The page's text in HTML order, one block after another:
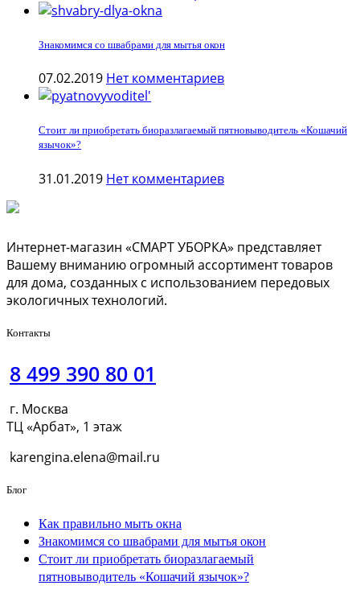
Знакомимся со швабрами для мытья окон
07.02.2019 Нет комментариев
Стоит ли приобретать биоразлагаемый пятновыводитель «Кошачий
язычок»?
31.01.2019 Нет комментариев
Интернет-магазин «СМАРТ УБОРКА» представляет
Вашему вниманию огромный ассортимент товаров
для дома, созданных с использованием передовых
экологичных технологий.
Контакты
8 499 390 80 01
г. Москва
ТЦ «Арбат», 1 этаж
karengina.elena@mail.ru
Блог
Как правильно мыть окна
Знакомимся со швабрами для мытья окон
Стоит ли приобретать биоразлагаемый
пятновыводитель «Кошачий язычок»?